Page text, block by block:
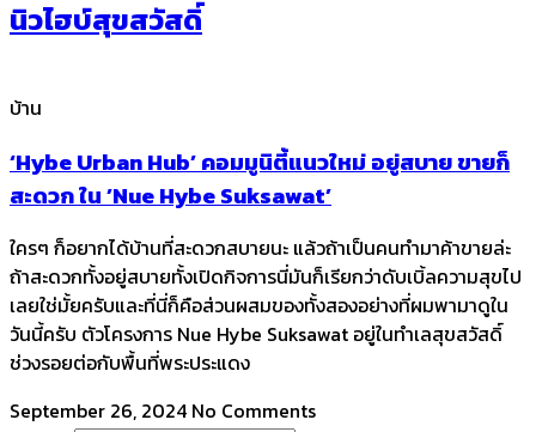
นิวไฮบ์สุขสวัสดิ์
บ้าน
‘Hybe Urban Hub’ คอมมูนิตี้แนวใหม่ อยู่สบาย ขายก็
สะดวก ใน ’Nue Hybe Suksawat’
​ใครๆ ก็อยากได้บ้านที่สะดวกสบายนะ แล้วถ้าเป็นคนทำมาค้าขายล่ะ
ถ้าสะดวกทั้งอยู่สบายทั้งเปิดกิจการนี่มันก็เรียกว่าดับเบิ้ลความสุขไป
เลยใช่มั้ยครับและที่นี่ก็คือส่วนผสมของทั้งสองอย่างที่ผมพามาดูใน
วันนี้ครับ ตัวโครงการ Nue Hybe Suksawat อยู่ในทำเลสุขสวัสดิ์
ช่วงรอยต่อกับพื้นที่พระประแดง
September 26, 2024 No Comments